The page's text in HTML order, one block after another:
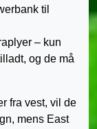
til
– kun
og de må
fra vest, vil de
mens East